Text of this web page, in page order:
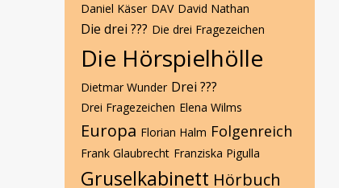
Daniel Käser DAV David Nathan
Die drei ??? Die drei Fragezeichen
Die Hörspielhölle
Dietmar Wunder Drei ???
Drei Fragezeichen Elena Wilms
Europa Florian Halm Folgenreich
Frank Glaubrecht Franziska Pigulla
Gruselkabinett Hörbuch